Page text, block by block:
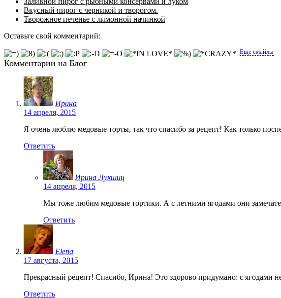
Вкусный пирог с черникой и творогом.
Творожное печенье с лимонной начинкой
Оставьте свой комментарий:
Еще смайлы
Комментарии на Блог
Ирина
14 апреля, 2015
Я очень люблю медовые торты, так что спасибо за рецепт! Как только
Ответить
Ирина Лукшиц
14 апреля, 2015
Мы тоже любим медовые тортики. А с летними ягодами они
Ответить
Elena
17 августа, 2015
Прекрасный рецепт! Спасибо, Ирина! Это здорово придумано: с ягодами
Ответить